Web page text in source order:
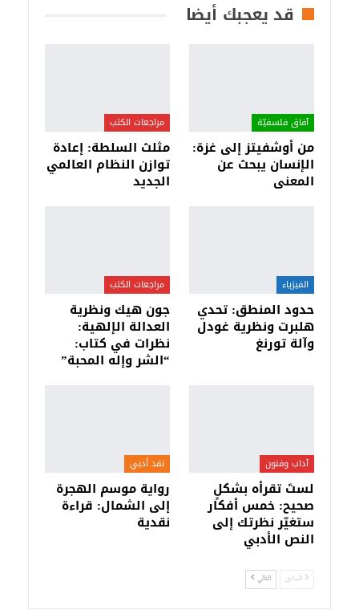
قد يعجبك أيضا
آفاق فلسفيّة‎
من أوشفيتز إلى غزة:
الإنسان يبحث عن
المعنى
مراجعات الكتب
مثلث السلطة: إعادة
توازن النظام العالمي
الجديد
الفيزياء
حدود المنطق: تحدي
هلبرت ونظرية غودل
وآلة تورنغ
مراجعات الكتب
جون هيك ونظرية
العدالة الإلهية:
نظرات في كتاب:
“الشر وإله المحبة”
آداب وفنون
لستَ تقرأه بشكلٍ
صحيح: خمس أفكار
ستغيّر نظرتك إلى
النص الأدبي
نقد أدبي
رواية موسم الهجرة
إلى الشمال: قراءة
نقدية
السابق التالي